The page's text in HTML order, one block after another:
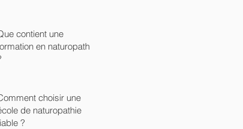
contient une
en naturopathie
choisir une
de naturopathie
?